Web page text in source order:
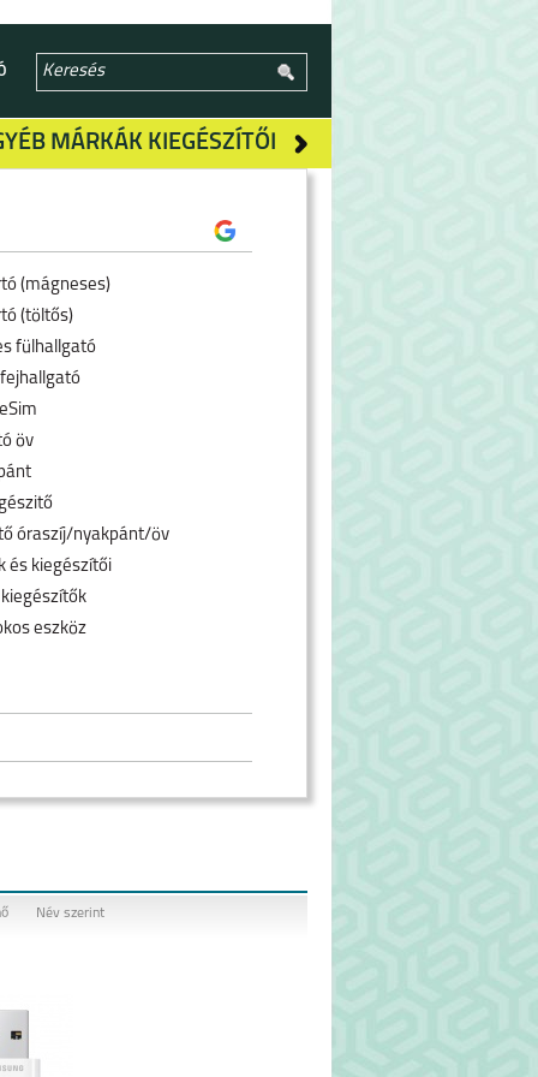
MÁRKÁK KIEGÉSZÍTŐI
(mágneses)
(töltős)
fülhallgató
öv
óraszíj/nyakpánt/öv
és kiegészítői
eszköz
Név szerint